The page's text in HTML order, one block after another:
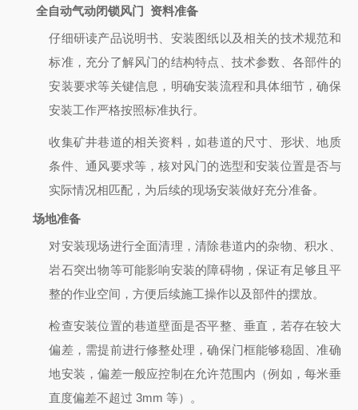
全自动气动闭锁风门 资料准备
仔细研读产品说明书、安装图纸以及相关的技术规范和
标准，充分了解风门的结构特点、技术参数、各部件的
安装要求等关键信息，明确安装流程和具体细节，确保
安装工作严格按照标准执行。
收集矿井巷道的相关资料，如巷道的尺寸、形状、地质
条件、通风要求等，核对风门的选型和安装位置是否与
实际情况相匹配，为后续的现场安装做好充分准备。
场地准备
对安装现场进行全面清理，清除巷道内的杂物、积水、
岩石突出物等可能影响安装的障碍物，保证有足够且平
整的作业空间，方便后续施工操作以及部件的摆放。
检查安装位置的巷道壁面是否平整、垂直，若存在较大
偏差，需提前进行修整处理，确保门框能够稳固、准确
地安装，偏差一般应控制在允许范围内（例如，每米垂
直度偏差不超过 3mm 等）。